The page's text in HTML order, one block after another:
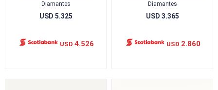
Diamantes
USD 5.325
USD 4.526
Diamantes
USD 3.365
USD 2.860